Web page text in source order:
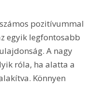
pozitívummal
egyik legfontosabb
A nagy
róla, ha alatta a
Könnyen